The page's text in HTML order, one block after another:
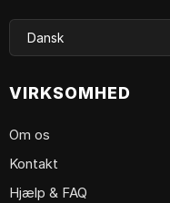
VIRKSOMHED
Om os
Kontakt
Hjælp & FAQ